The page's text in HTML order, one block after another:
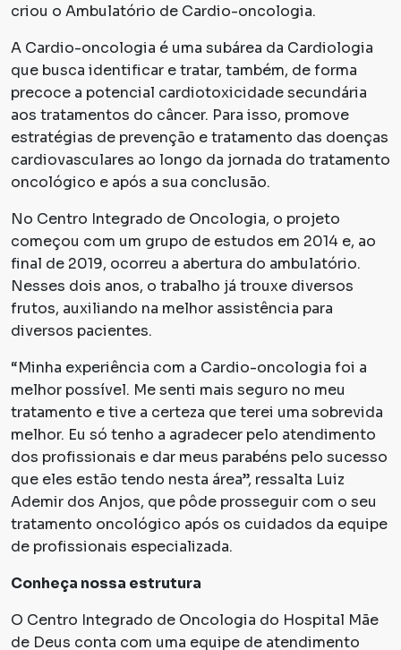
criou o Ambulatório de Cardio-oncologia.
A Cardio-oncologia é uma subárea da Cardiologia
que busca identificar e tratar, também, de forma
precoce a potencial cardiotoxicidade secundária
aos tratamentos do câncer. Para isso, promove
estratégias de prevenção e tratamento das doenças
cardiovasculares ao longo da jornada do tratamento
oncológico e após a sua conclusão.
No Centro Integrado de Oncologia, o projeto
começou com um grupo de estudos em 2014 e, ao
final de 2019, ocorreu a abertura do ambulatório.
Nesses dois anos, o trabalho já trouxe diversos
frutos, auxiliando na melhor assistência para
diversos pacientes.
“Minha experiência com a Cardio-oncologia foi a
melhor possível. Me senti mais seguro no meu
tratamento e tive a certeza que terei uma sobrevida
melhor. Eu só tenho a agradecer pelo atendimento
dos profissionais e dar meus parabéns pelo sucesso
que eles estão tendo nesta área”, ressalta Luiz
Ademir dos Anjos, que pôde prosseguir com o seu
tratamento oncológico após os cuidados da equipe
de profissionais especializada.
Conheça nossa estrutura
O Centro Integrado de Oncologia do Hospital Mãe
de Deus conta com uma equipe de atendimento